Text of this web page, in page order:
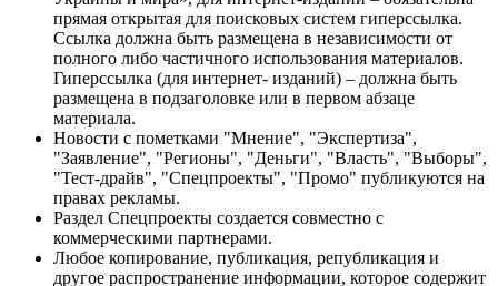
прямая открытая для поисковых систем гиперссылка.
Ссылка должна быть размещена в независимости от
полного либо частичного использования материалов.
Гиперссылка (для интернет- изданий) – должна быть
размещена в подзаголовке или в первом абзаце
материала.
Новости с пометками "Мнение", "Экспертиза",
"Заявление", "Регионы", "Деньги", "Власть", "Выборы",
"Тест-драйв", "Спецпроекты", "Промо" публикуются на
правах рекламы.
Раздел Спецпроекты создается совместно с
коммерческими партнерами.
Любое копирование, публикация, републикация и
другое распространение информации, которое содержит